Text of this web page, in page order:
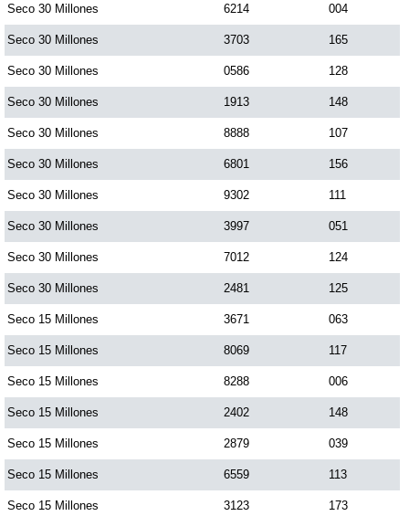
Motilon Tarde
Motilon Noche
Paisita Día
Paisita Noche
Paisita 3
Pick 3 Día
Pick 3 Noche
Pick 4 Día
Pick 4 Noche
Seco 30 Millones 6214 004
Seco 30 Millones 3703 165
Seco 30 Millones 0586 128
Seco 30 Millones 1913 148
Seco 30 Millones 8888 107
Seco 30 Millones 6801 156
Seco 30 Millones 9302 111
Seco 30 Millones 3997 051
Seco 30 Millones 7012 124
Seco 30 Millones 2481 125
Seco 15 Millones 3671 063
Seco 15 Millones 8069 117
Seco 15 Millones 8288 006
Seco 15 Millones 2402 148
Seco 15 Millones 2879 039
Seco 15 Millones 6559 113
Seco 15 Millones 3123 173